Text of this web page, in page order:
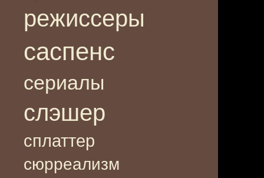
режиссеры
саспенс
сериалы
слэшер
сплаттер
сюрреализм